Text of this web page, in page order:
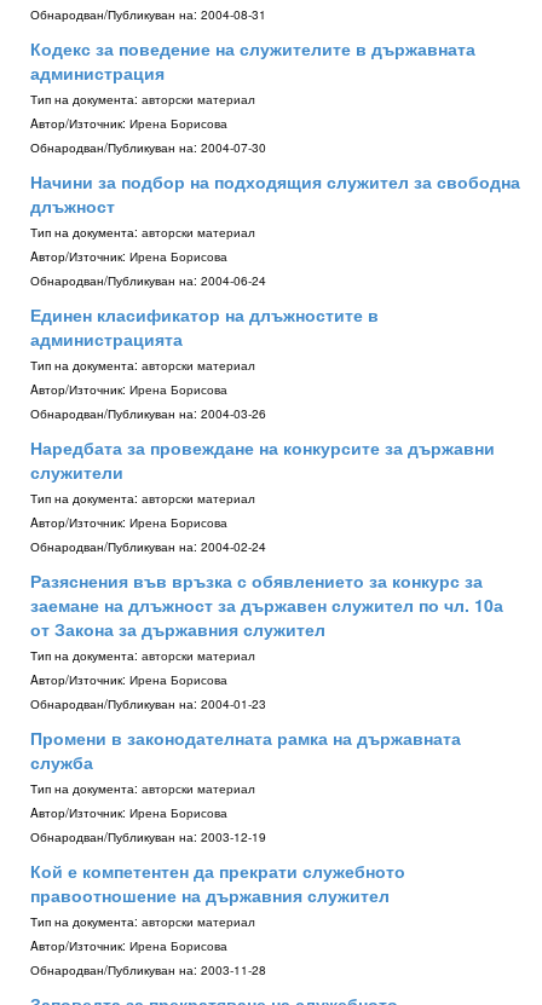
Обнародван/Публикуван на: 2004-08-31
Кодекс за поведение на служителите в държавната
администрация
Тип на документа: авторски материал
Aвтор/Източник: Ирена Борисова
Обнародван/Публикуван на: 2004-07-30
Начини за подбор на подходящия служител за свободна
длъжност
Тип на документа: авторски материал
Aвтор/Източник: Ирена Борисова
Обнародван/Публикуван на: 2004-06-24
Единен класификатор на длъжностите в
администрацията
Тип на документа: авторски материал
Aвтор/Източник: Ирена Борисова
Обнародван/Публикуван на: 2004-03-26
Наредбата за провеждане на конкурсите за държавни
служители
Тип на документа: авторски материал
Aвтор/Източник: Ирена Борисова
Обнародван/Публикуван на: 2004-02-24
Разяснения във връзка с обявлението за конкурс за
заемане на длъжност за държавен служител по чл. 10а
от Закона за държавния служител
Тип на документа: авторски материал
Aвтор/Източник: Ирена Борисова
Обнародван/Публикуван на: 2004-01-23
Промени в законодателната рамка на държавната
служба
Тип на документа: авторски материал
Aвтор/Източник: Ирена Борисова
Обнародван/Публикуван на: 2003-12-19
Кой е компетентен да прекрати служебното
правоотношение на държавния служител
Тип на документа: авторски материал
Aвтор/Източник: Ирена Борисова
Обнародван/Публикуван на: 2003-11-28